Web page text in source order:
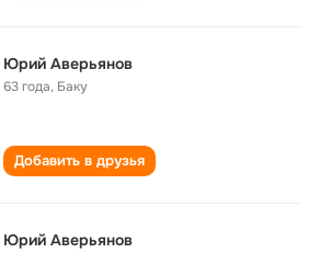
Юрий Аверьянов
63 года, Баку
Добавить в друзья
Юрий Аверьянов